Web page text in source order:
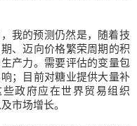
我的预测仍然是，随着技
、迈向价格繁荣周期的积
产力。需要评估的变量包
；目前对糖业提供大量补
政府应在世界贸易组织
市场增长。